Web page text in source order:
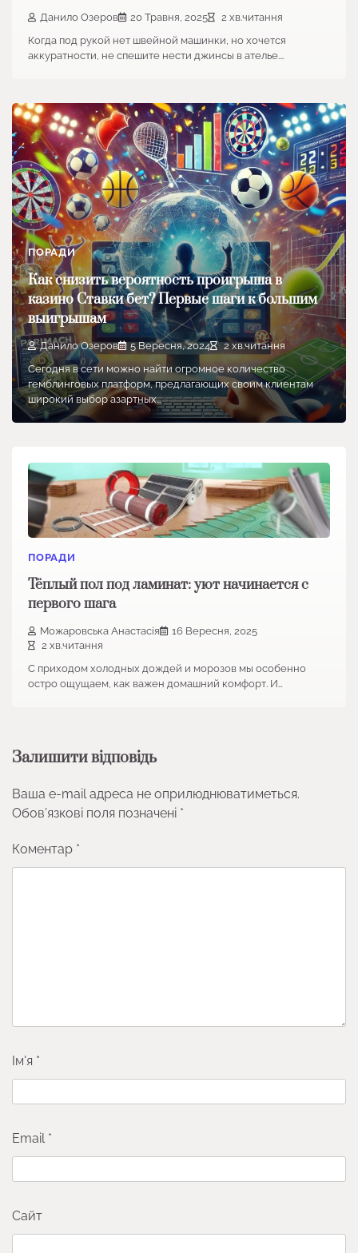
Данило Озеров 20 Травня, 2025
2 хв.читання
Когда под рукой нет швейной машинки, но хочется
аккуратности, не спешите нести джинсы в ателье.…
ПОРАДИ
Как снизить вероятность проигрыша в
казино Ставки бет? Первые шаги к большим
выигрышам
Данило Озеров 5 Вересня, 2024
2 хв.читання
Сегодня в сети можно найти огромное количество
гемблинговых платформ, предлагающих своим клиентам
широкий выбор азартных…
ПОРАДИ
Тёплый пол под ламинат: уют начинается с
первого шага
Можаровська Анастасія
16 Вересня, 2025
2 хв.читання
С приходом холодных дождей и морозов мы особенно
остро ощущаем, как важен домашний комфорт. И…
Залишити відповідь
Ваша e-mail адреса не оприлюднюватиметься.
Обов’язкові поля позначені *
Коментар *
Ім'я *
Email *
Сайт